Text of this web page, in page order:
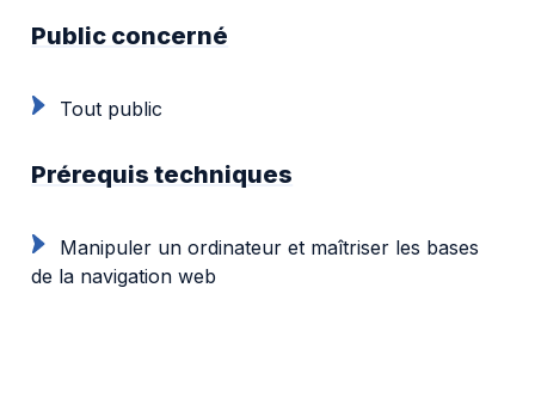
Public concerné
Tout public
Prérequis techniques
Manipuler un ordinateur et maîtriser les bases
de la navigation web